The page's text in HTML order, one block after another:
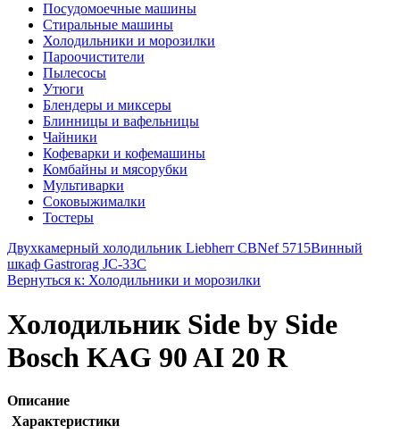
Посудомоечные машины
Стиральные машины
Холодильники и морозилки
Пароочистители
Пылесосы
Утюги
Блендеры и миксеры
Блинницы и вафельницы
Чайники
Кофеварки и кофемашины
Комбайны и мясорубки
Мультиварки
Соковыжималки
Тостеры
Двухкамерный холодильник Liebherr CBNef 5715Винный
шкаф Gastrorag JC-33C
Вернуться к: Холодильники и морозилки
Холодильник Side by Side
Bosch KAG 90 AI 20 R
Описание
Характеристики